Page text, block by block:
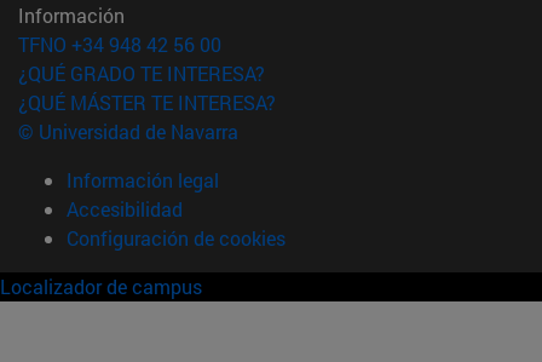
Información
TFNO +34 948 42 56 00
¿QUÉ GRADO TE INTERESA?
¿QUÉ MÁSTER TE INTERESA?
© Universidad de Navarra
Información legal
Accesibilidad
Configuración de cookies
Localizador de campus